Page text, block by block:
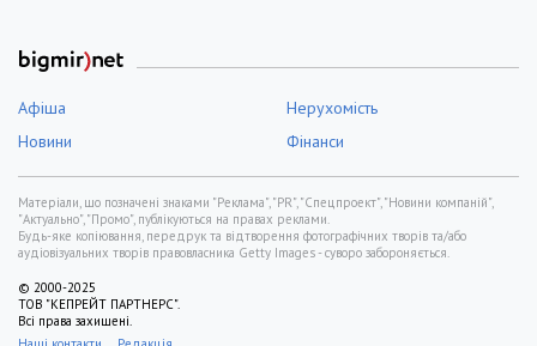
Афіша
Нерухомість
Новини
Фінанси
Матеріали, що позначені знаками "Реклама", "PR", "Спецпроект", "Новини компаній",
"Актуально", "Промо", публікуються на правах реклами.
Будь-яке копіювання, передрук та відтворення фотографічних творів та/або
аудіовізуальних творів правовласника Getty Images - суворо забороняється.
© 2000-2025
ТОВ "КЕПРЕЙТ ПАРТНЕРС".
Всі права захищені.